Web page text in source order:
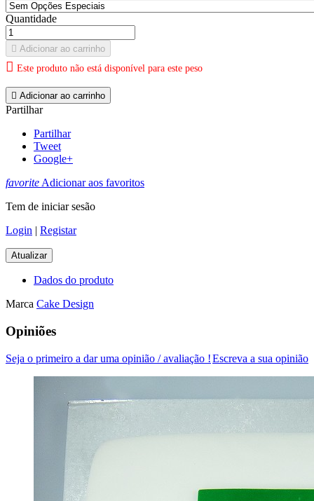
Quantidade
 Adicionar ao carrinho
 Este produto não está disponível para este peso
 Adicionar ao carrinho
Partilhar
Partilhar
Tweet
Google+
favoriteAdicionar aos favoritos
Tem de iniciar sesão
Login | Registar
Dados do produto
Marca Cake Design
Opiniões
Escreva a sua opinião
Seja o primeiro a dar uma opinião / avaliação !